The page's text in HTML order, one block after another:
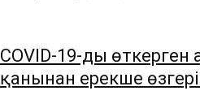
COVID-19-ды өткерген
қанынан ерекше